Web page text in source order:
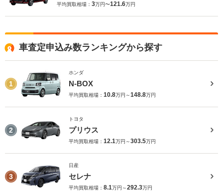
平均買取相場： 3万円〜121.6万円
車査定申込み数ランキングから探す
1
ホンダ
N-BOX
平均買取相場： 10.8万円～148.8万円
2
トヨタ
プリウス
平均買取相場： 12.1万円～303.5万円
3
日産
セレナ
平均買取相場： 8.1万円～292.3万円